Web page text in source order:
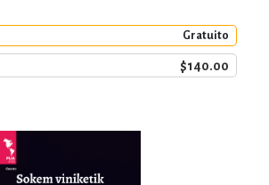
Gratuito
$140.00